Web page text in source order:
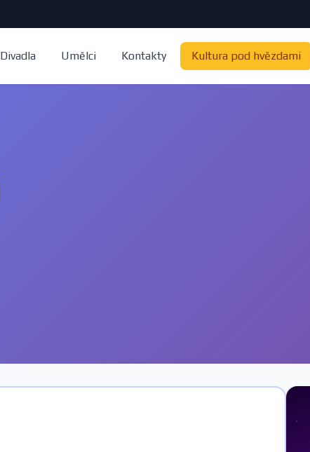
Divadla Umělci Kontakty Kultura pod hvězdami